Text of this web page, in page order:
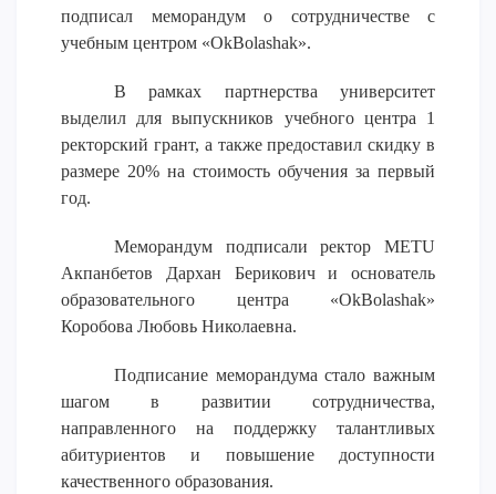
Второе высшее
Очное с применением дистанционных технологий
ОПЛАТИТЬ ОБУЧЕНИЕ
подписал меморандум о сотрудничестве с
учебным центром «OkBolashak».
В рамках партнерства университет
выделил для выпускников учебного центра 1
ректорский грант, а также предоставил скидку в
размере 20% на стоимость обучения за первый
год.
Меморандум подписали ректор METU
Акпанбетов Дархан Берикович и основатель
образовательного центра «OkBolashak»
Коробова Любовь Николаевна.
Подписание меморандума стало важным
шагом в развитии сотрудничества,
направленного на поддержку талантливых
абитуриентов и повышение доступности
качественного образования.